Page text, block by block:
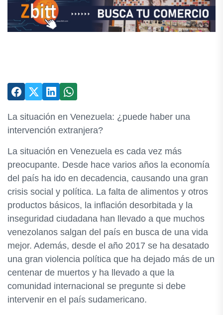
La situación en Venezuela: ¿puede haber una
intervención extranjera?
La situación en Venezuela es cada vez más
preocupante. Desde hace varios años la economía
del país ha ido en decadencia, causando una gran
crisis social y política. La falta de alimentos y otros
productos básicos, la inflación desorbitada y la
inseguridad ciudadana han llevado a que muchos
venezolanos salgan del país en busca de una vida
mejor. Además, desde el año 2017 se ha desatado
una gran violencia política que ha dejado más de un
centenar de muertos y ha llevado a que la
comunidad internacional se pregunte si debe
intervenir en el país sudamericano.